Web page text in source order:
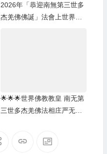
2026年「恭迎南無第三世多
杰羌佛佛誕」法會上世界佛
🌟🌟🌟世界佛教教皇 南无第
三世多杰羌佛法相庄严无比